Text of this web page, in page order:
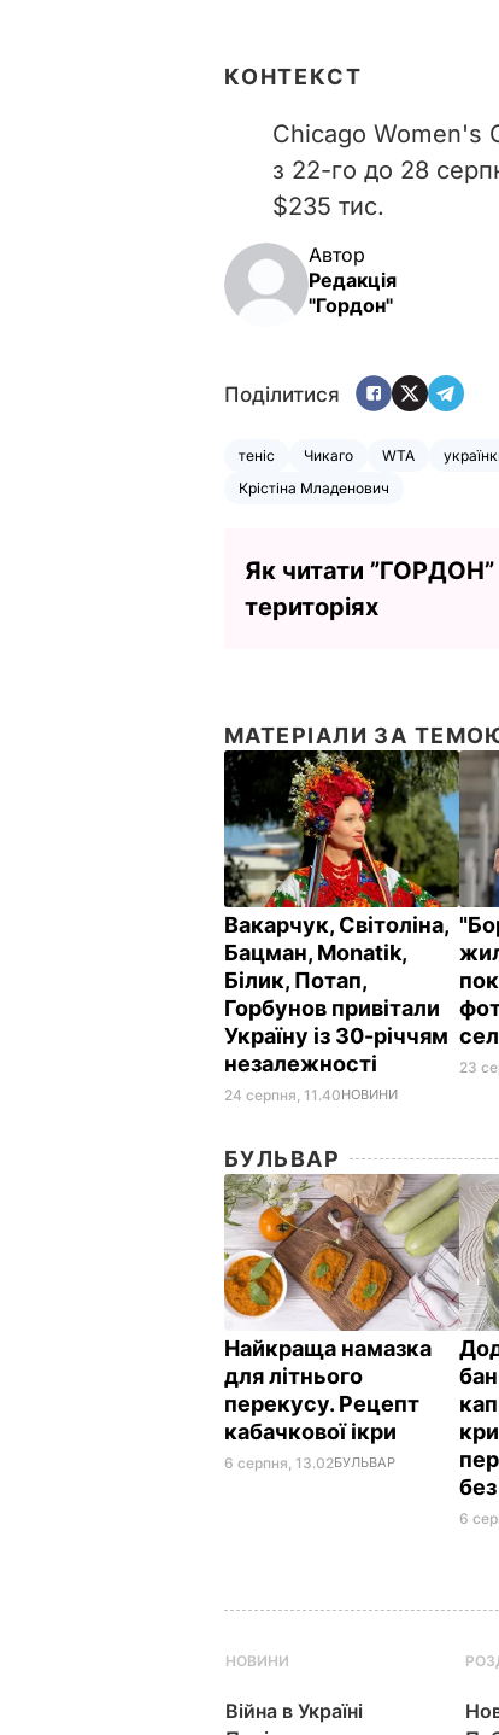
КОНТЕКСТ
Chicago Women's
з 22-го до 28
$235 тис.
Автор
Редакція
"Гордон"
Поділитися
теніс Чикаго WTA
Крістіна Младенович
Як читати
територіях
МАТЕРІАЛИ ЗА
Вакарчук, Світоліна,
Бацман, Monatik,
Білик, Потап,
Горбунов привітали
Україну із 30-річчям
незалежності
24 серпня, 11.40НОВИНИ
23
БУЛЬВАР
Найкраща намазка
для літнього
перекусу. Рецепт
кабачкової ікри
6 серпня, 13.02БУЛЬВАР
без
6
НОВИНИ
Війна в Україні